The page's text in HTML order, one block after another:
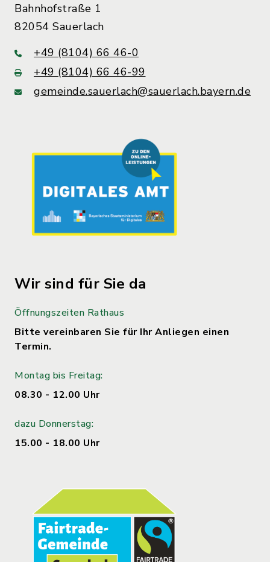
Bahnhofstraße 1
82054 Sauerlach
+49 (8104) 66 46-0
+49 (8104) 66 46-99
gemeinde.sauerlach@sauerlach.bayern.de
Wir sind für Sie da
Öffnungszeiten Rathaus
Bitte vereinbaren Sie für Ihr Anliegen einen
Termin.
Montag bis Freitag:
08.30 - 12.00 Uhr
dazu Donnerstag:
15.00 - 18.00 Uhr